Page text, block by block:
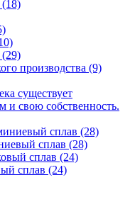
(18)
производства (9)
существует
и свою собственность.
сплав (28)
сплав (24)